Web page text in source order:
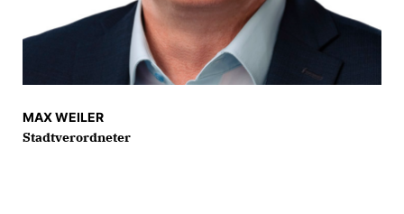
MAX WEILER
Stadtverordneter